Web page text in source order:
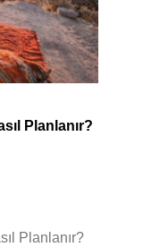
Planlanır?
Planlanır?